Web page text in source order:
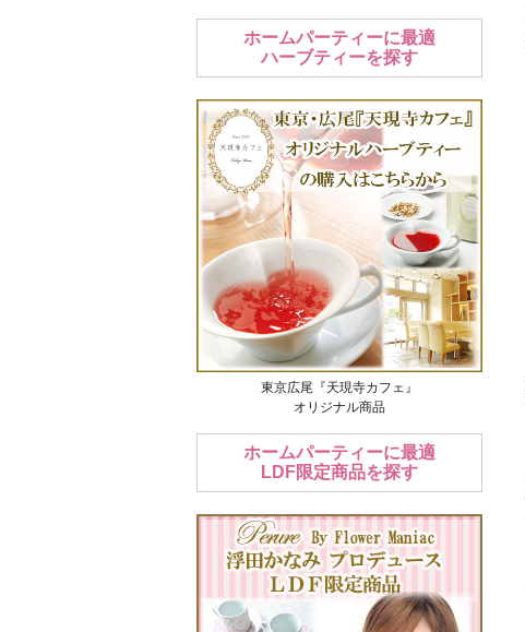
ホームパーティーに最適
ハーブティーを探す
東京広尾『天現寺カフェ』
オリジナル商品
ホームパーティーに最適
LDF限定商品を探す